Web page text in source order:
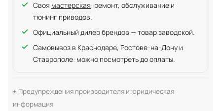
Своя мастерская: ремонт, обслуживание и
тюнинг приводов.
Официальный дилер брендов — товар заводской.
Самовывоз в Краснодаре, Ростове-на-Дону и
Ставрополе: можно посмотреть до оплаты.
Предупреждения производителя и юридическая
информация